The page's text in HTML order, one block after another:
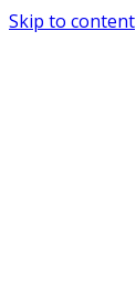
Skip to content